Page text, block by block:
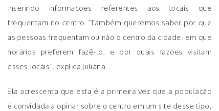
inserindo informações referentes aos locais que
frequentam no centro. “Também queremos saber por que
as pessoas frequentam ou não o centro da cidade, em que
horários preferem fazê-lo, e por quais razões visitam
esses locais”, explica Juliana.
Ela acrescenta que esta é a primeira vez que a população
é convidada a opinar sobre o centro em um site desse tipo,